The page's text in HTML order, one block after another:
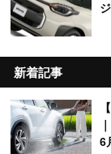
新着記事
6